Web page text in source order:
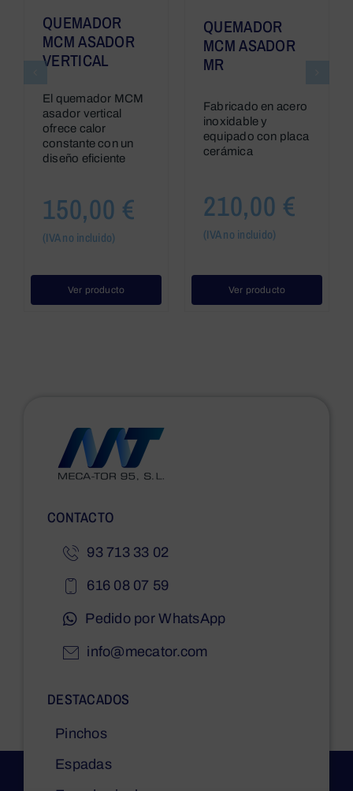
QUEMADOR
MCM ASADOR
VERTICAL
El quemador MCM
asador vertical
ofrece calor
constante con un
diseño eficiente
150,00 €
(IVA no incluido)
Ver producto
QUEMADOR
MCM ASADOR
MR
Fabricado en acero
inoxidable y
equipado con placa
cerámica
210,00 €
(IVA no incluido)
Ver producto
CONTACTO
93 713 33 02
616 08 07 59
Pedido por WhatsApp
info@mecator.com
DESTACADOS
Pinchos
Espadas